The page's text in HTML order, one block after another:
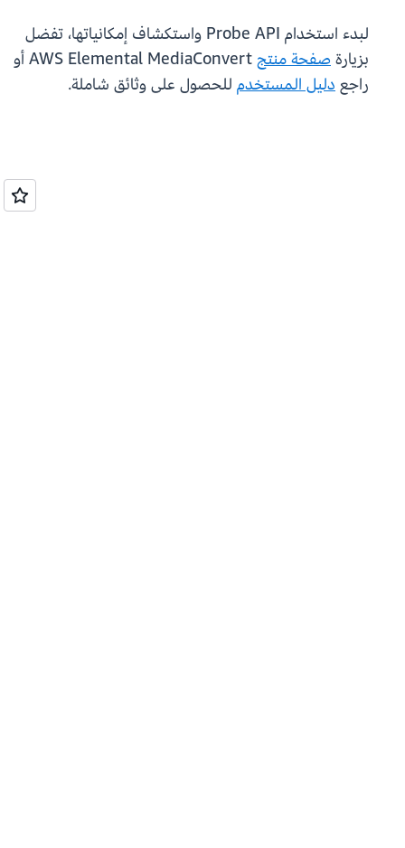
لبدء استخدام Probe API واستكشاف إمكانياتها، تفضل
بزيارةصفحة منتج
AWS Elemental MediaConvert أو
راجعدليل المستخدم للحصول على وثائق شاملة.